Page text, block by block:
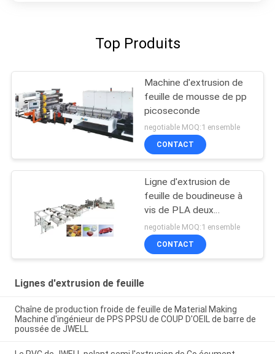
Top Produits
Machine d'extrusion de
feuille de mousse de pp
picoseconde
negotiable MOQ:1 ensemble
CONTACT
Ligne d'extrusion de
feuille de boudineuse à
vis de PLA deux
d'ANIMAL FAMILIER
negotiable MOQ:1 ensemble
CONTACT
Lignes d'extrusion de feuille
Chaîne de production froide de feuille de Material Making
Machine d'ingénieur de PPS PPSU de COUP D'OEIL de barre de
poussée de JWELL